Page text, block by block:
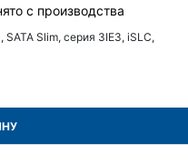
SATA Slim, серия 3IE3, iSLC,